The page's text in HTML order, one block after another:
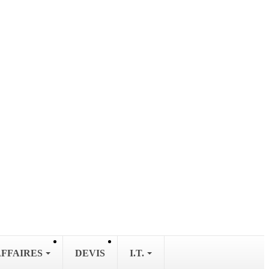
DEVIS I.T.